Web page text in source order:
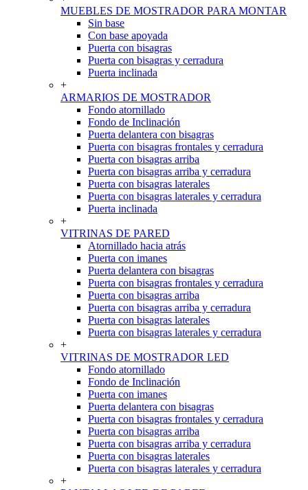
MUEBLES DE MOSTRADOR PARA MONTAR
Sin base
Con base apoyada
Puerta con bisagras
Puerta con bisagras y cerradura
Puerta inclinada
+
ARMARIOS DE MOSTRADOR
Fondo atornillado
Fondo de Inclinación
Puerta delantera con bisagras
Puerta con bisagras frontales y cerradura
Puerta con bisagras arriba
Puerta con bisagras arriba y cerradura
Puerta con bisagras laterales
Puerta con bisagras laterales y cerradura
Puerta inclinada
+
VITRINAS DE PARED
Atornillado hacia atrás
Puerta con imanes
Puerta delantera con bisagras
Puerta con bisagras frontales y cerradura
Puerta con bisagras arriba
Puerta con bisagras arriba y cerradura
Puerta con bisagras laterales
Puerta con bisagras laterales y cerradura
+
VITRINAS DE MOSTRADOR LED
Fondo atornillado
Fondo de Inclinación
Puerta con imanes
Puerta delantera con bisagras
Puerta con bisagras frontales y cerradura
Puerta con bisagras arriba
Puerta con bisagras arriba y cerradura
Puerta con bisagras laterales
Puerta con bisagras laterales y cerradura
+